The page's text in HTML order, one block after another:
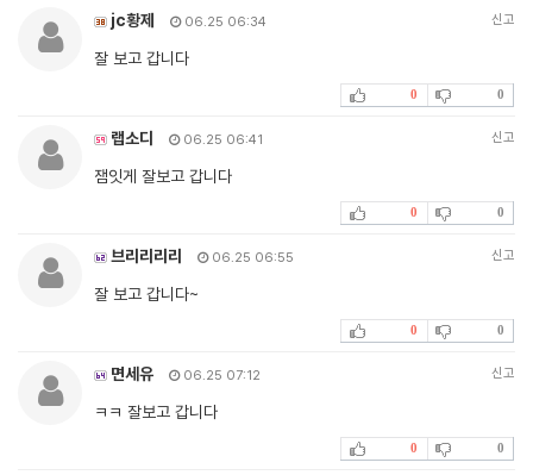
jc황제 06.25 06:34 신고
잘 보고 갑니다
0 0
랩소디 06.25 06:41 신고
잼잇게 잘보고 갑니다
0 0
브리리리리 06.25 06:55 신고
잘 보고 갑니다~
0 0
면세유 06.25 07:12 신고
ㅋㅋ 잘보고 갑니다
0 0